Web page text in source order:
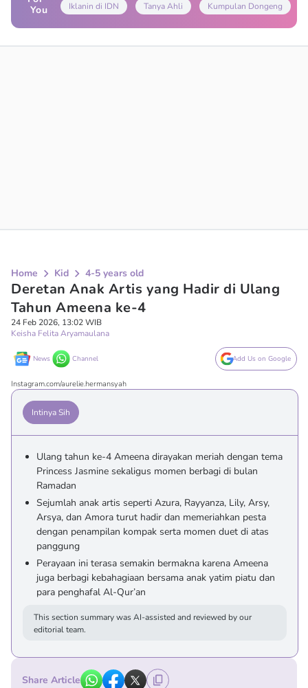
You
Iklanin di IDN Tanya Ahli Kumpulan Dongeng
Home Kid 4-5 years old
Deretan Anak Artis yang Hadir di Ulang
Tahun Ameena ke-4
24 Feb 2026, 13:02 WIB
Keisha Felita Aryamaulana
News Channel Add Us on Google
Instagram.com/aurelie.hermansyah
Intinya Sih
Ulang tahun ke-4 Ameena dirayakan meriah dengan tema
Princess Jasmine sekaligus momen berbagi di bulan
Ramadan
Sejumlah anak artis seperti Azura, Rayyanza, Lily, Arsy,
Arsya, dan Amora turut hadir dan memeriahkan pesta
dengan penampilan kompak serta momen duet di atas
panggung
Perayaan ini terasa semakin bermakna karena Ameena
juga berbagi kebahagiaan bersama anak yatim piatu dan
para penghafal Al-Qur’an
This section summary was AI-assisted and reviewed by our
editorial team.
Share Article